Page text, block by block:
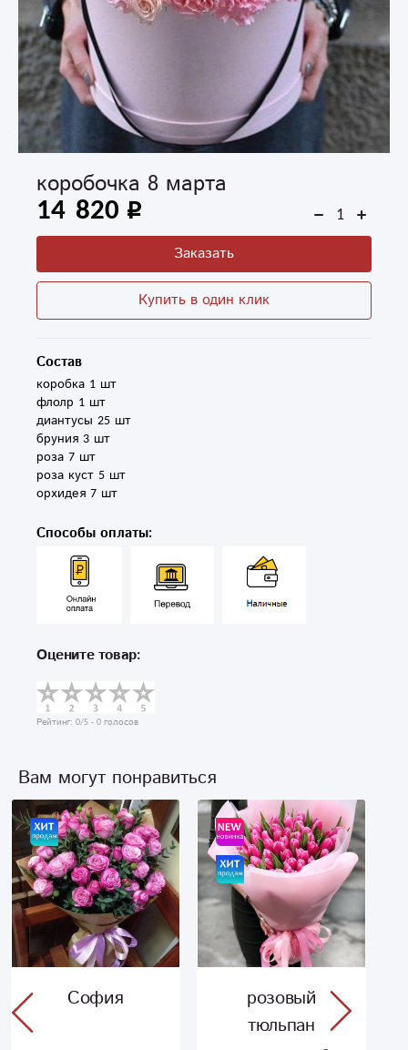
коробочка 8 марта
14 820
Заказать
Купить в один клик
Состав
коробка 1 шт
флолр 1 шт
диантусы 25 шт
бруния 3 шт
роза 7 шт
роза куст 5 шт
орхидея 7 шт
Способы оплаты:
Оцените товар:
Рейтинг: 0/5 - 0 голосов
Вам могут понравиться
София
розовый
тюльпан